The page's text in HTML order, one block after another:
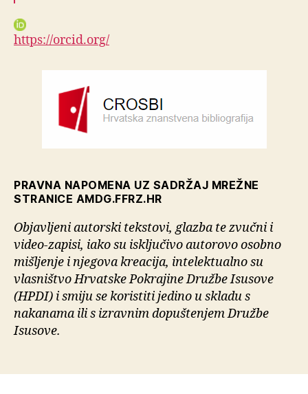
https://orcid.org/
PRAVNA NAPOMENA UZ SADRŽAJ MREŽNE
STRANICE AMDG.FFRZ.HR
Objavljeni autorski tekstovi, glazba te zvučni i
video-zapisi, iako su isključivo autorovo osobno
mišljenje i njegova kreacija, intelektualno su
vlasništvo Hrvatske Pokrajine Družbe Isusove
(HPDI) i smiju se koristiti jedino u skladu s
nakanama ili s izravnim dopuštenjem Družbe
Isusove.